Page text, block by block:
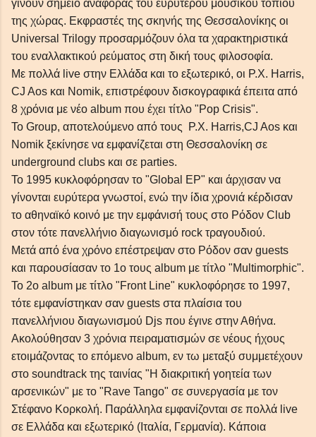
γίνουν σημείο αναφοράς του ευρύτερου μουσικού τοπίου
της χώρας. Εκφραστές της σκηνής της Θεσσαλονίκης οι
Universal Trilogy προσαρμόζουν όλα τα χαρακτηριστικά
του εναλλακτικού ρεύματος στη δική τους φιλοσοφία.
Με πολλά live στην Ελλάδα και το εξωτερικό, οι P.X. Harris,
CJ Aos και Nomik, επιστρέφουν δισκογραφικά έπειτα από
8 χρόνια με νέο album που έχει τίτλο "Pop Crisis".
Το Group, αποτελούμενο από τους P.X. Harris,CJ Aos και
Nomik ξεκίνησε να εμφανίζεται στη Θεσσαλονίκη σε
underground clubs και σε parties.
Το 1995 κυκλοφόρησαν το "Global EP" και άρχισαν να
γίνονται ευρύτερα γνωστοί, ενώ την ίδια χρονιά κέρδισαν
το αθηναϊκό κοινό με την εμφάνισή τους στο Ρόδον Club
στον τότε πανελλήνιο διαγωνισμό rock τραγουδιού.
Μετά από ένα χρόνο επέστρεψαν στο Ρόδον σαν guests
και παρουσίασαν το 1ο τους album με τίτλο "Multimorphic".
Το 2ο album με τίτλο "Front Line" κυκλοφόρησε το 1997,
τότε εμφανίστηκαν σαν guests στα πλαίσια του
πανελλήνιου διαγωνισμού Djs που έγινε στην Αθήνα.
Ακολούθησαν 3 χρόνια πειραματισμών σε νέους ήχους
ετοιμάζοντας το επόμενο album, εν τω μεταξύ συμμετέχουν
στο soundtrack της ταινίας "Η διακριτική γοητεία των
αρσενικών" με το "Rave Tango" σε συνεργασία με τον
Στέφανο Κορκολή. Παράλληλα εμφανίζονται σε πολλά live
σε Ελλάδα και εξωτερικό (Ιταλία, Γερμανία). Κάποια